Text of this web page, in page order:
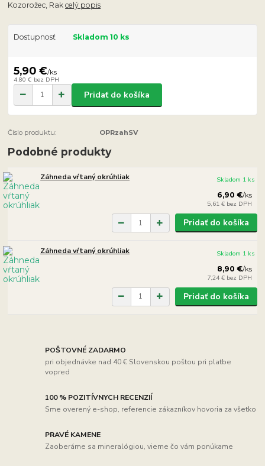
Kozorožec, Rakcelý popis
Dostupnosť Skladom 10 ks
5,90 €/ks
4,80 € bez DPH
Pridať do košíka
Číslo produktu: OPRzahSV
Podobné produkty
Záhneda vŕtaný okrúhliak
6,90 €/ks
5,61 € bez DPH
Skladom 1 ks
Pridať do košíka
Záhneda vŕtaný okrúhliak
8,90 €/ks
7,24 € bez DPH
Skladom 1 ks
Pridať do košíka
POŠTOVNÉ ZADARMO
pri objednávke nad 40 € Slovenskou poštou pri platbe
vopred
100 % POZITÍVNYCH RECENZIÍ
Sme overený e-shop, referencie zákazníkov hovoria za všetko
PRAVÉ KAMENE
Zaoberáme sa mineralógiou, vieme čo vám ponúkame